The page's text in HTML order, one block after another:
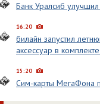
Банк Уралсиб
16:20
билайн запустил
аксессуар в
15:20
Сим-карты МегаФона